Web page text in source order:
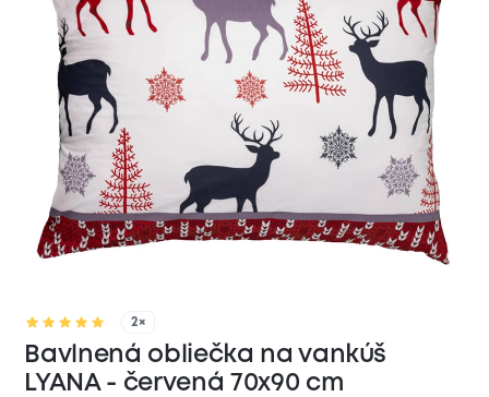
2×
Bavlnená obliečka na vankúš
LYANA - červená 70x90 cm